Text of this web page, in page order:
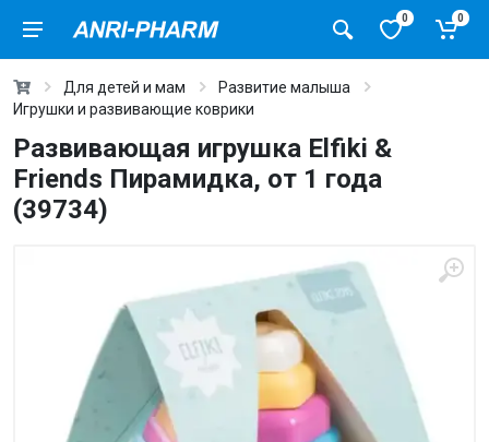
0 0
Для детей и мам
Развитие малыша
Игрушки и развивающие коврики
Развивающая игрушка Elfiki &
Friends Пирамидка, от 1 года
(39734)